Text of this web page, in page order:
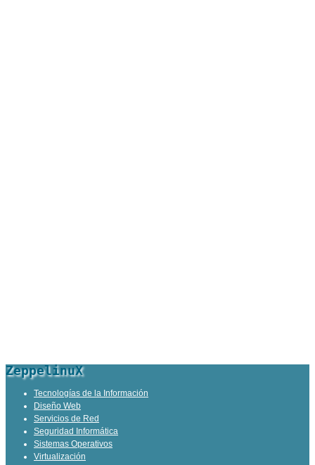
ZeppelinuX
Tecnologías de la Información
Diseño Web
Servicios de Red
Seguridad Informática
Sistemas Operativos
Virtualización